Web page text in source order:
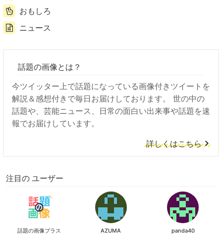
おもしろ
ニュース
話題の画像とは？
今ツイッター上で話題になっている画像付きツイートを
解説＆感想付きで毎日お届けしております。 世の中の
話題や、芸能ニュース、日常の面白い出来事や話題を速
報でお届けしています。
詳しくはこちら
注目の ユーザー
話題の画像プラス AZUMA panda40